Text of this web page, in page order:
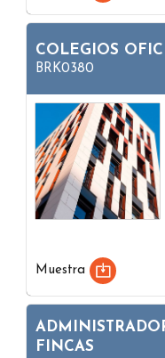
COLEGIOS
BRK0380
Muestra
FINCAS